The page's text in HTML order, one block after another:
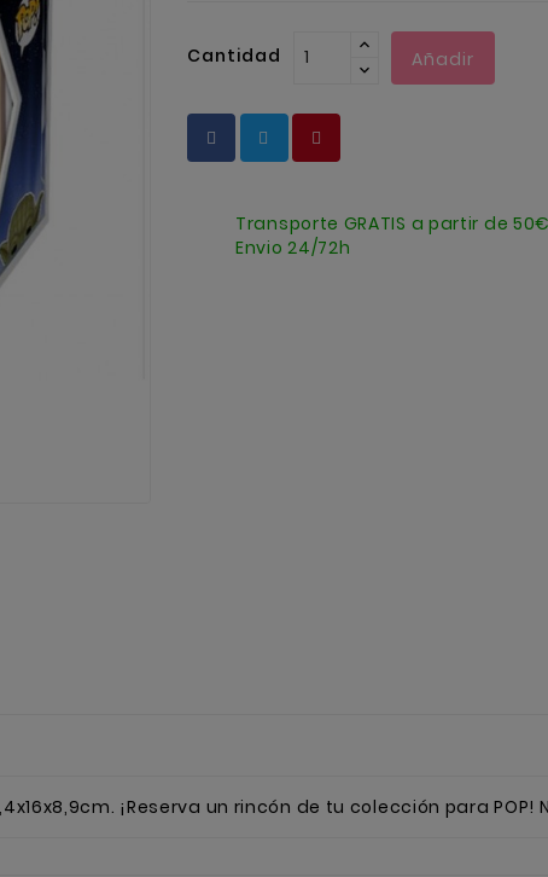
Cantidad Añadir
Transporte GRATIS a partir de 50€
Envio 24/72h
¡Reserva un rincón de tu colección para